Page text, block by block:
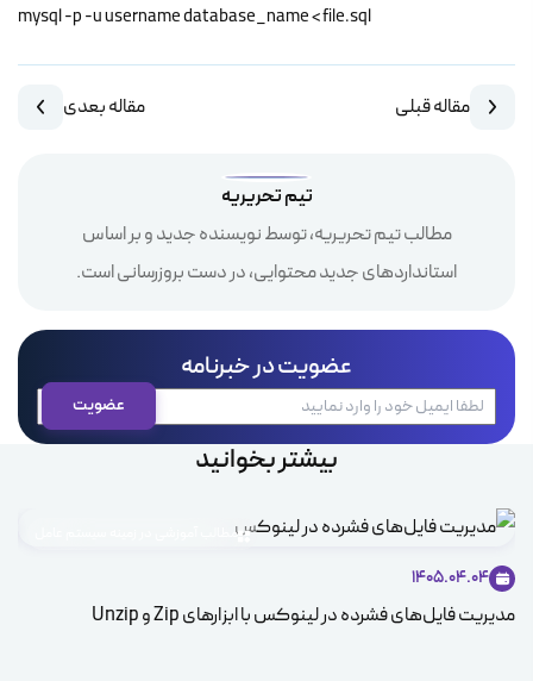
mysql -p -u username database_name < file.sql
مقاله قبلی مقاله بعدی
تیم تحریریه
مطالب تیم تحریریه، توسط نویسنده جدید و بر اساس
استانداردهای جدید محتوایی، در دست بروزرسانی است.
عضویت در خبرنامه
بیشتر بخوانید
مطالب آموزشی در زمینه سیستم عامل
1405.04.04
مدیریت فایل‌های فشرده در لینوکس با ابزارهای Zip و Unzip